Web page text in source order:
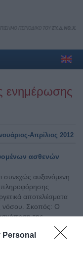
Personal
ενημέρωσης
Απρίλιος 2012
ασθενών
συνεχώς αυξανόμενη
πληροφόρησης
αποτελέσματα
νόσου. Σκοπός: Ο
της
Η μεθοδολογία